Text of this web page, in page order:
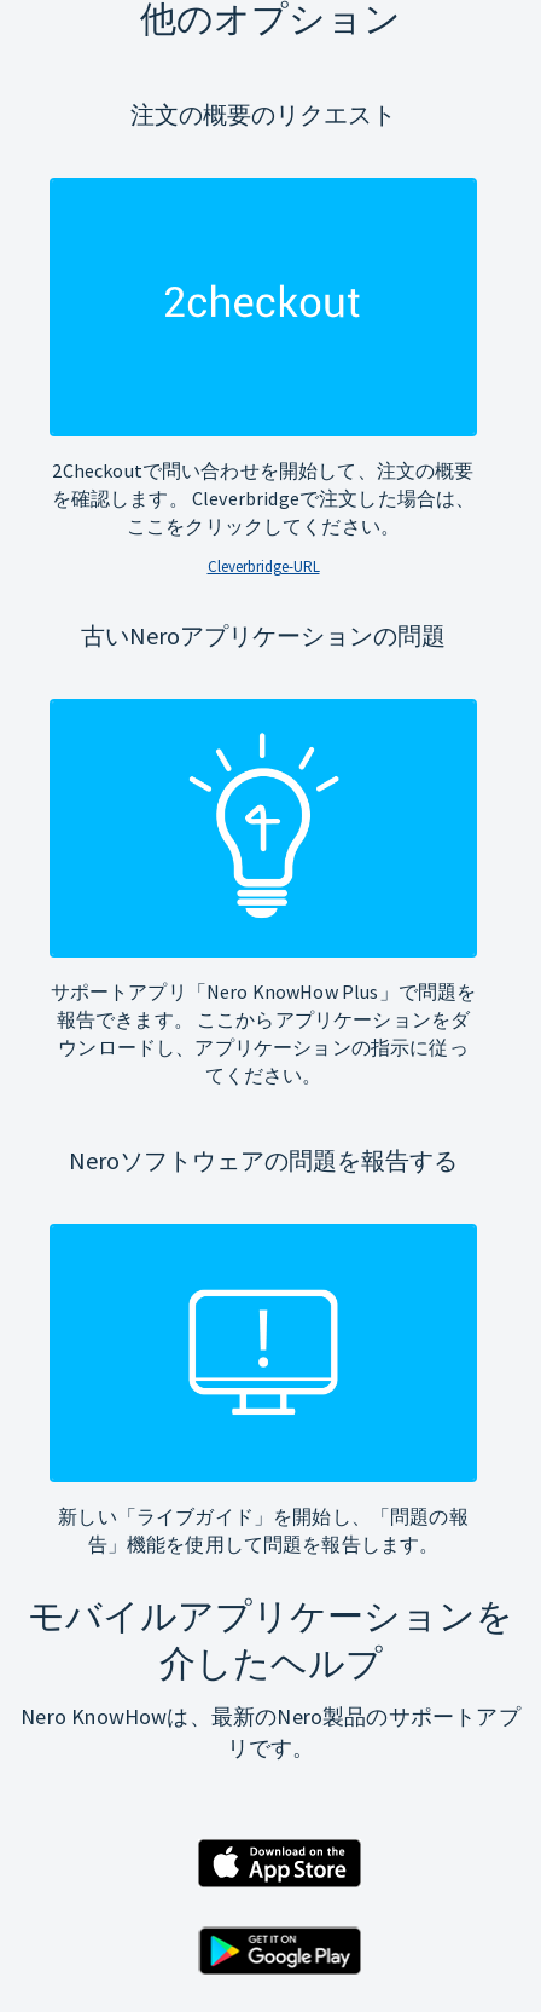
他のオプション
注文の概要のリクエスト
2Checkoutで問い合わせを開始して、注文の概要
を確認します。 Cleverbridgeで注文した場合は、
ここをクリックしてください。
Cleverbridge-URL
古いNeroアプリケーションの問題
サポートアプリ「Nero KnowHow Plus」で問題を
報告できます。 ここからアプリケーションをダ
ウンロードし、アプリケーションの指示に従っ
てください。
Neroソフトウェアの問題を報告する
新しい「ライブガイド」を開始し、「問題の報
告」機能を使用して問題を報告します。
モバイルアプリケーションを
介したヘルプ
Nero KnowHowは、最新のNero製品のサポートアプ
リです。